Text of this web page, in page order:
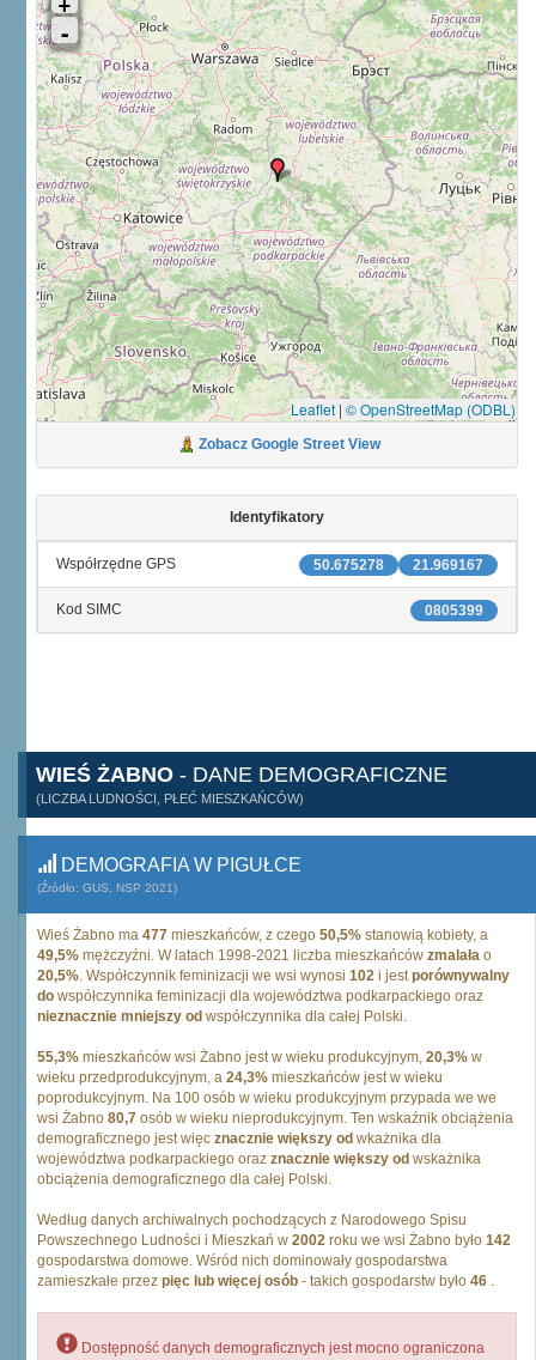
Leaflet | © OpenStreetMap (ODBL)
Zobacz Google Street View
Identyfikatory
21.969167
50.675278
Współrzędne GPS
0805399
Kod SIMC
WIEŚ ŻABNO - DANE DEMOGRAFICZNE
(LICZBA LUDNOŚCI, PŁEĆ MIESZKAŃCÓW)
DEMOGRAFIA W PIGUŁCE
(Źródło: GUS, NSP 2021)
Wieś Żabno ma 477 mieszkańców, z czego 50,5% stanowią kobiety, a
49,5% mężczyźni. W latach 1998-2021 liczba mieszkańców zmalała o
20,5%. Współczynnik feminizacji we wsi wynosi 102 i jestporównywalny
do współczynnika feminizacji dla województwa podkarpackiego oraz
nieznacznie mniejszy od współczynnika dla całej Polski.
55,3% mieszkańców wsi Żabno jest w wieku produkcyjnym, 20,3% w
wieku przedprodukcyjnym, a 24,3% mieszkańców jest w wieku
poprodukcyjnym. Na 100 osób w wieku produkcyjnym przypada we we
wsi Żabno 80,7 osób w wieku nieprodukcyjnym. Ten wskaźnik obciążenia
demograficznego jest więc znacznie większy od wkażnika dla
województwa podkarpackiego oraz znacznie większy od wskażnika
obciążenia demograficznego dla całej Polski.
Według danych archiwalnych pochodzących z Narodowego Spisu
Powszechnego Ludności i Mieszkań w 2002 roku we wsi Żabno było 142
gospodarstwa domowe. Wśród nich dominowały gospodarstwa
zamieszkałe przez pięc lub więcej osób - takich gospodarstw było 46 .
Dostępność danych demograficznych jest mocno ograniczona